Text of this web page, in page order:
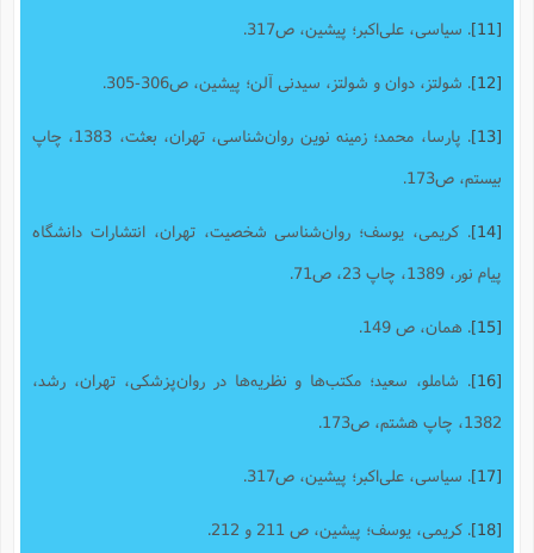
. سیاسی، علی‌اکبر؛ پیشین، ص317.
. شولتز، دوان و شولتز، سیدنی آلن؛ پیشین، ص306-305.
. پارسا، محمد؛ زمینه نوین روان‌شناسی، تهران، بعثت، 1383، ‌چاپ
بیستم، ص173.
. کریمی، یوسف؛ روان‌شناسی شخصیت، تهران، انتشارات دانشگاه
پیام نور، 1389، چاپ 23، ص71.
. همان، ص 149.
. شاملو، سعید؛ مکتب‌ها و نظریه‌ها در روان‌پزشکی، تهران، رشد،
1382، چاپ هشتم، ص173.
. سیاسی، علی‌اکبر؛ پیشین، ص317.
. کریمی، یوسف؛ پیشین، ص 211 و 212.